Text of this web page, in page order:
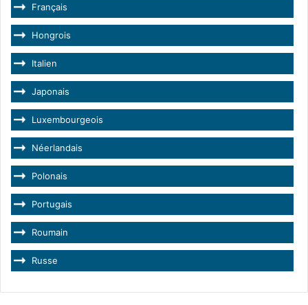
Français
Hongrois
Italien
Japonais
Luxembourgeois
Néerlandais
Polonais
Portugais
Roumain
Russe